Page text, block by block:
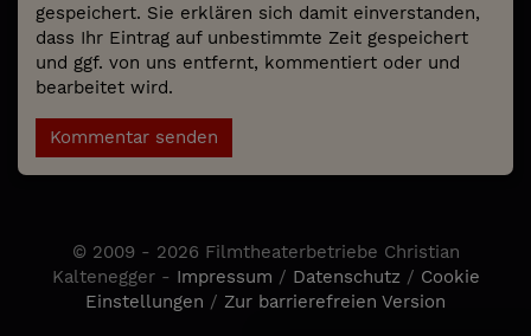
gespeichert. Sie erklären sich damit einverstanden,
dass Ihr Eintrag auf unbestimmte Zeit gespeichert
und ggf. von uns entfernt, kommentiert oder und
bearbeitet wird.
Kommentar senden
© 2009 - 2026 Filmtheaterbetriebe Christian
Kaltenegger - Impressum / Datenschutz / Cookie
Einstellungen / Zur barrierefreien Version